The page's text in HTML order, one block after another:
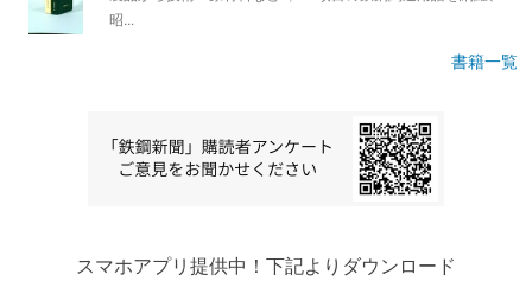
昭...
書籍一覧
スマホアプリ提供中！下記よりダウンロード